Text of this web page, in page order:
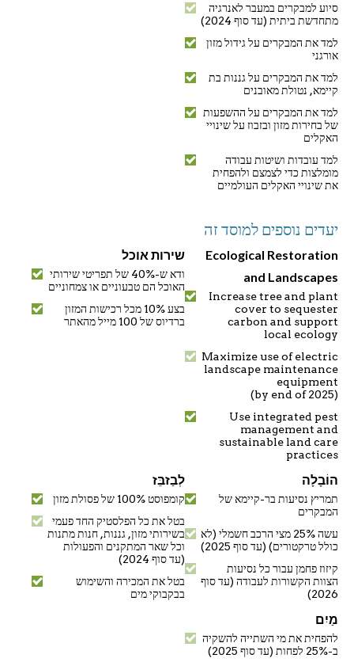
סיוע למבקרים במעבר לאנרגיה
מתחדשת ביתית (עד סוף 2024)
למד את המבקרים על גידול מזון
אורגני
למד את המבקרים על גננות בת
קיימא, נטולת מאובנים
למד את המבקרים על ההשפעות
של בחירות מזון ובזבוז על שינויי
האקלים
למד עובדות ושיטות עבודה
מומלצות כדי לצמצם ולהפחית
את שינויי האקלים העולמיים
יעדים נוספים למוסד זה
Ecological Restoration
and Landscapes
Increase tree and plant
cover to sequester
carbon and support
local ecology
Maximize use of electric
landscape maintenance
equipment
(by end of 2025)
Use integrated pest
management and
sustainable land care
practices
שירות אוכל
ודא ש-40% של תפריטי שירותי
האוכל הם טבעוניים או צמחוניים
בצע 10% מכל רכישות המזון
ברדיוס של 100 מייל מהאתר
הוֹבָלָה
תמריץ נסיעות בר-קיימא של
המבקרים
עשה 25% מצי הרכב חשמלי (לא
כולל טרקטורים) (עד סוף 2025)
קיזוז פחמן עבור כל נסיעות
הצוות הקשורות לעבודה (עד סוף
2026)
לְבַזבֵּז
קומפוסט 100% של פסולת מזון
בטל את כל הפלסטיק החד פעמי
בשירותי מזון, גננות, חנות מתנות
וכל שאר המתקנים והפעולות
(עד סוף 2024)
בטל את המכירה והשימוש
בבקבוקי מים
מַיִם
להפחית את מי השתייה להשקיה
ב-25% לפחות (עד סוף 2025)